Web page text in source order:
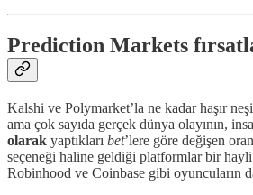
Prediction Markets
Kalshi ve Polymarket’la ne kadar haşır
ama çok sayıda gerçek dünya olayının,
olarak yaptıkları bet’lere göre değişen
seçeneği haline geldiği platformlar bir
Robinhood ve Coinbase gibi oyuncuların